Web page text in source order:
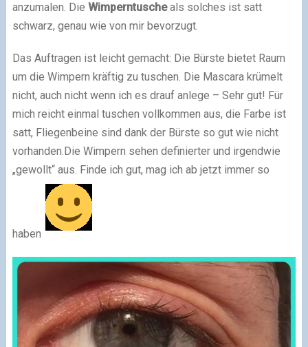
anzumalen. Die Wimperntuscheals solches ist satt
schwarz, genau wie von mir bevorzugt.
Das Auftragen ist leicht gemacht: Die Bürste bietet Raum
um die Wimpern kräftig zu tuschen. Die Mascara krümelt
nicht, auch nicht wenn ich es drauf anlege – Sehr gut! Für
mich reicht einmal tuschen vollkommen aus, die Farbe ist
satt, Fliegenbeine sind dank der Bürste so gut wie nicht
vorhanden.Die Wimpern sehen definierter und irgendwie
„gewollt“ aus. Finde ich gut, mag ich ab jetzt immer so
haben